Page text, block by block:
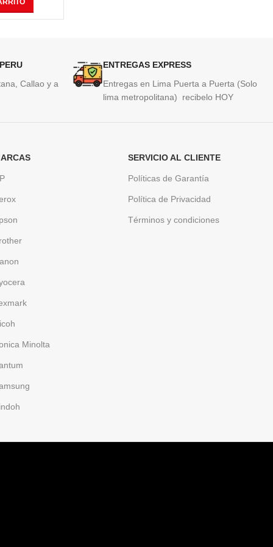
Callao y a
ENTREGAS EXPRESS
Entregas en Lima Puerta a Puerta (Solo
lima metropolitana) recibelo HOY
Minolta
SERVICIO AL CLIENTE
Políticas de Garantía
Política de Privacidad
Términos y condiciones